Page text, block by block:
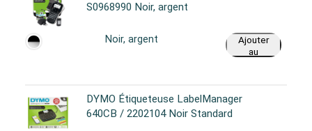
S0968990 Noir, argent
Noir, argent
Ajouter
au
DYMO Étiqueteuse LabelManager
640CB / 2202104 Noir Standard